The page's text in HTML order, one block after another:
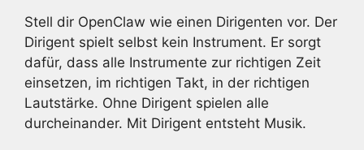
Stell dir OpenClaw wie einen Dirigenten vor. Der
Dirigent spielt selbst kein Instrument. Er sorgt
dafür, dass alle Instrumente zur richtigen Zeit
einsetzen, im richtigen Takt, in der richtigen
Lautstärke. Ohne Dirigent spielen alle
durcheinander. Mit Dirigent entsteht Musik.